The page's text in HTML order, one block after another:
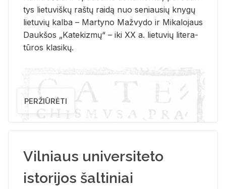
tys lie­tu­viš­kų raš­tų rai­dą nuo se­niau­sių kny­gų
lie­tu­vių kal­ba – Mar­ty­no Ma­žvy­do ir Mi­ka­lo­jaus
Dauk­šos „Ka­te­kiz­mų“ – iki XX a. lie­tu­vių li­te­ra­
tū­ros kla­si­kų.
PERŽIŪRĖTI
Vilniaus universiteto
istorijos šaltiniai